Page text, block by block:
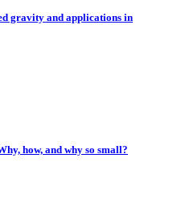
gravity and applications in
how, and why so small?